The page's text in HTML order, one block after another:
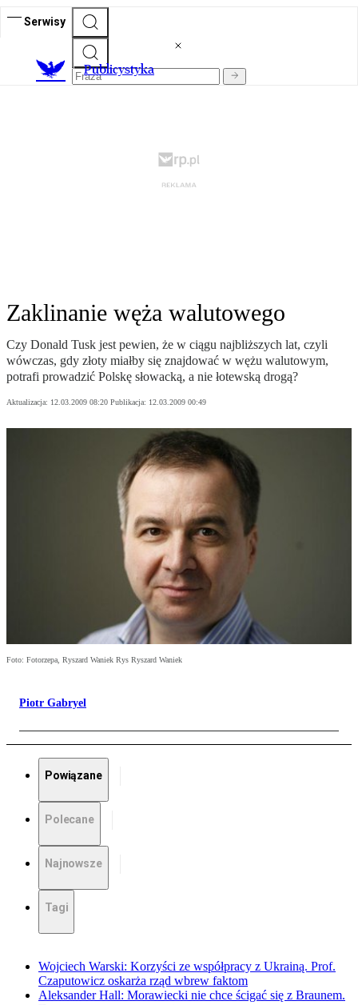
Serwisy
Publicystyka
Zaklinanie węża walutowego
Czy Donald Tusk jest pewien, że w ciągu najbliższych lat, czyli
wówczas, gdy złoty miałby się znajdować w wężu walutowym,
potrafi prowadzić Polskę słowacką, a nie łotewską drogą?
Aktualizacja: 12.03.2009 08:20 Publikacja: 12.03.2009 00:49
Foto: Fotorzepa, Ryszard Waniek Rys Ryszard Waniek
Piotr Gabryel
Powiązane
Polecane
Najnowsze
Tagi
Wojciech Warski: Korzyści ze współpracy z Ukrainą. Prof.
Czaputowicz oskarża rząd wbrew faktom
Aleksander Hall: Morawiecki nie chce ścigać się z Braunem.